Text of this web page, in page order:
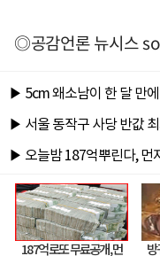
◎공감언론 뉴시스